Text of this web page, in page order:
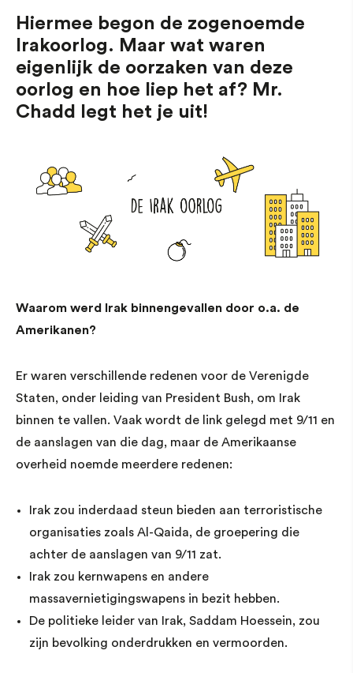
Hiermee begon de zogenoemde
Irakoorlog. Maar wat waren
eigenlijk de oorzaken van deze
oorlog en hoe liep het af? Mr.
Chadd legt het je uit!
Waarom werd Irak binnengevallen door o.a. de
Amerikanen?
Er waren verschillende redenen voor de Verenigde
Staten, onder leiding van President Bush, om Irak
binnen te vallen. Vaak wordt de link gelegd met 9/11 en
de aanslagen van die dag, maar de Amerikaanse
overheid noemde meerdere redenen:
Irak zou inderdaad steun bieden aan terroristische
organisaties zoals Al-Qaida, de groepering die
achter de aanslagen van 9/11 zat.
Irak zou kernwapens en andere
massavernietigingswapens in bezit hebben.
De politieke leider van Irak, Saddam Hoessein, zou
zijn bevolking onderdrukken en vermoorden.